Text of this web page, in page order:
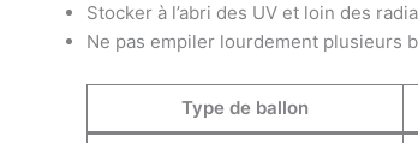
Stocker à l’abri des UV et loin des
Ne pas empiler lourdement plusieurs
Type de ballon